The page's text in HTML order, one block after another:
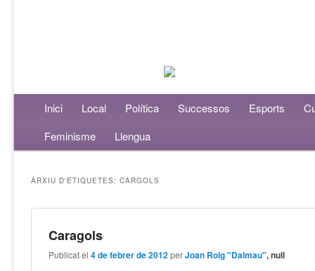
Menú principalAneu al contingut principal
Aneu al contingut secundari
Inici Local Política Successos Esports
Feminisme
Llengua
ARXIU D'ETIQUETES:CARGOLS
Caragols
Publicat el4 de febrer de 2012 perJoan Roig "Dalmau", null